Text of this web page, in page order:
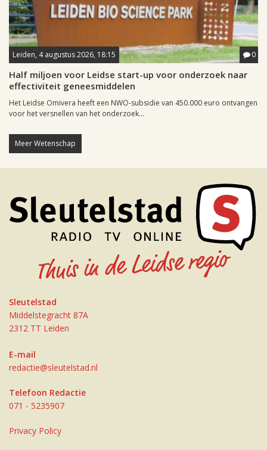
Leiden, 4 augustus 2026, 18:15 0
Half miljoen voor Leidse start-up voor onderzoek naar
effectiviteit geneesmiddelen
Het Leidse Omivera heeft een NWO-subsidie van 450.000 euro ontvangen
voor het versnellen van het onderzoek...
Meer Wetenschap
Sleutelstad
Middelstegracht 87A
2312 TT Leiden
E-mail
redactie@sleutelstad.nl
Telefoon Redactie
071 - 5235907
Privacy Policy